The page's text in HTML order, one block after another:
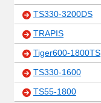
TS330-3200DS
TRAPIS
Tiger600-1800TS
TS330-1600
TS55-1800